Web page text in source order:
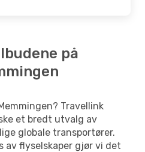
på
Travellink
et bredt utvalg av
globale transportører.
av flyselskaper gjør vi det